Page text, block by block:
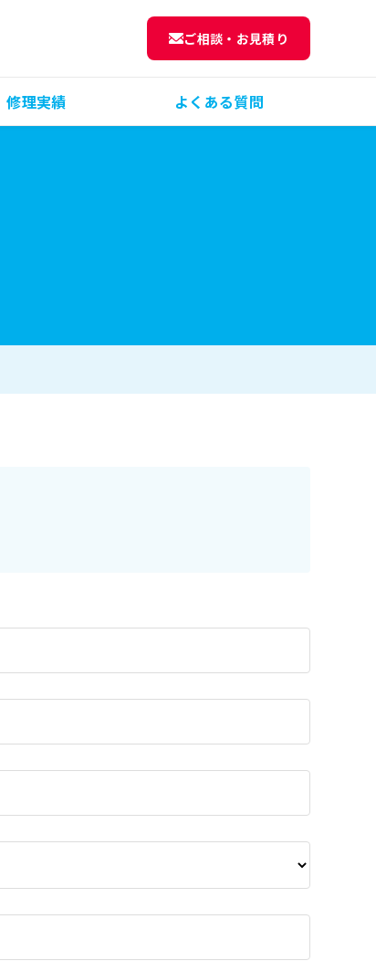
ご相談・お見積り
修理実績 よくある質問